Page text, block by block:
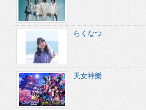
らくなつ
天女神樂